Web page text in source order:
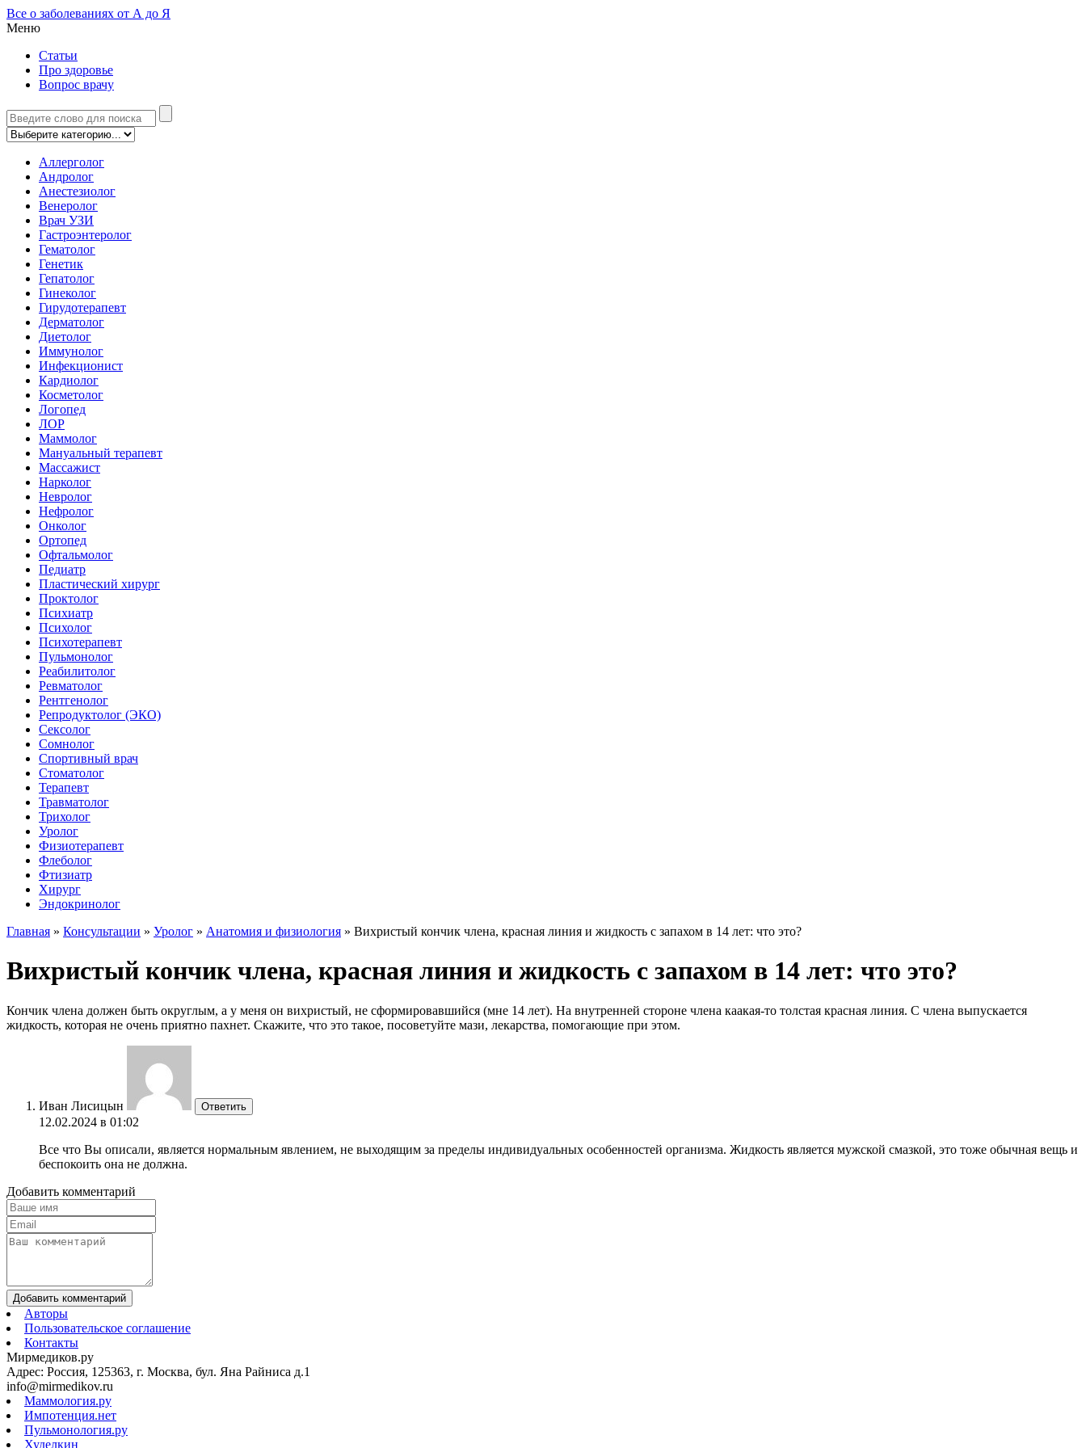
Все о заболеваниях от А до Я
Меню
Статьи
Про здоровье
Вопрос врачу
Аллерголог
Андролог
Анестезиолог
Венеролог
Врач УЗИ
Гастроэнтеролог
Гематолог
Генетик
Гепатолог
Гинеколог
Гирудотерапевт
Дерматолог
Диетолог
Иммунолог
Инфекционист
Кардиолог
Косметолог
Логопед
ЛОР
Маммолог
Мануальный терапевт
Массажист
Нарколог
Невролог
Нефролог
Онколог
Ортопед
Офтальмолог
Педиатр
Пластический хирург
Проктолог
Психиатр
Психолог
Психотерапевт
Пульмонолог
Реабилитолог
Ревматолог
Рентгенолог
Репродуктолог (ЭКО)
Сексолог
Сомнолог
Спортивный врач
Стоматолог
Терапевт
Травматолог
Трихолог
Уролог
Физиотерапевт
Флеболог
Фтизиатр
Хирург
Эндокринолог
Главная » Консультации » Уролог » Анатомия и физиология » Вихристый кончик члена, красная линия и жидкость с запахом в 14 лет: что это?
Вихристый кончик члена, красная линия и жидкость с запахом в 14 лет: что это?
Кончик члена должен быть округлым, а у меня он вихристый, не сформировавшийся (мне 14 лет). На внутренней стороне члена каакая-то толстая красная линия. С члена выпускается
жидкость, которая не очень приятно пахнет. Скажите, что это такое, посоветуйте мази, лекарства, помогающие при этом.
Иван Лисицын Ответить
12.02.2024 в 01:02
Все что Вы описали, является нормальным явлением, не выходящим за пределы индивидуальных особенностей организма. Жидкость является мужской смазкой, это тоже обычная вещь и
беспокоить она не должна.
Добавить комментарий
Добавить комментарий
Авторы
Пользовательское соглашение
Контакты
Мирмедиков.ру
Адрес: Россия, 125363, г. Москва, бул. Яна Райниса д.1
info@mirmedikov.ru
Маммология.ру
Импотенция.нет
Пульмонология.ру
Худелкин